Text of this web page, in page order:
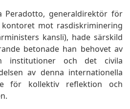
Peradotto, generaldirektör för
kontoret mot rasdiskriminering
kansli), hade särskild
betonade han behovet av
institutioner och det civila
av denna internationella
för kollektiv reflektion och